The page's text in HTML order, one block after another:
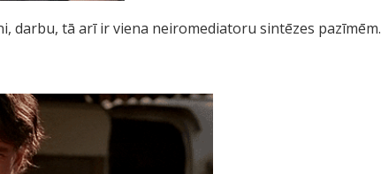
darbu, tā arī ir viena neiromediatoru sintēzes pazīmēm.